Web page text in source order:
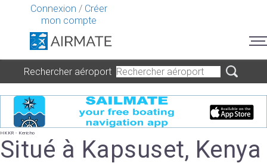
Connexion / Créer
mon compte
Rechercher aéroport
HKKR - Kericho
Situé à Kapsuset, Kenya